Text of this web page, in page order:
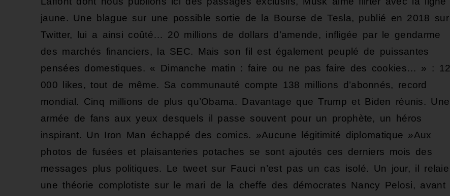
jaune. Une blague sur une possible sortie de la Bourse de Tesla, publié en 2018 sur
Twitter, lui a ainsi coûté… 20 millions de dollars d’amende, infligée par le gendarme
des marchés financiers, la SEC. Mais son fil est également peuplé de puissantes
pensées domestiques. « Dimanche matin : faire ou ne pas faire des cookies… » : 12
000 likes, tout de même. Sa communauté compte 138 millions d’abonnés, record
mondial. Cinq millions de plus qu’Obama. Davantage que Trump et Biden réunis. Une
armée de fans aux yeux desquels il passe souvent pour un prophète, un héros
inspirant. Un Iron Man échappé des comics. »Aucune légitimité diplomatique »Aux
photos de fusées et plaisanteries potaches se sont ajoutés ces derniers mois des
messages plus politiques. Le tweet sur Fauci n’est pas un cas isolé. Un jour, il relaie
une théorie complotiste sur le mari de la cheffe des démocrates Nancy Pelosi, avant